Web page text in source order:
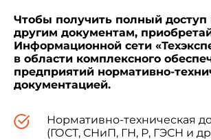
Чтобы получить полный доступ
другим документам,
Информационной сети
в области комплексного
предприятий нормативно-
документацией.
Нормативно-техническая
(ГОСТ, СНиП, ГН, Р, ГЭСН и